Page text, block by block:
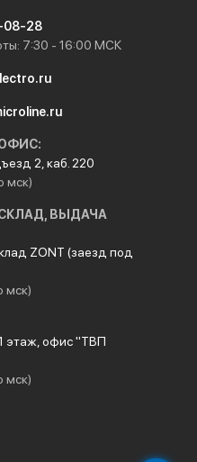
08-28
7:30 - 16:00 МСК
2, каб. 220
мск)
ВЫДАЧА
ZONT (заезд под
мск)
1 этаж, офис "ТВП
мск)